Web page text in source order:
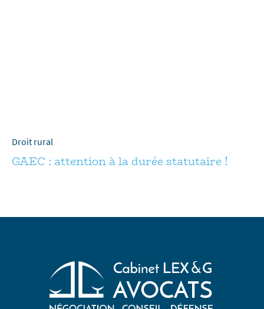
Droit rural
GAEC : attention à la durée statutaire !